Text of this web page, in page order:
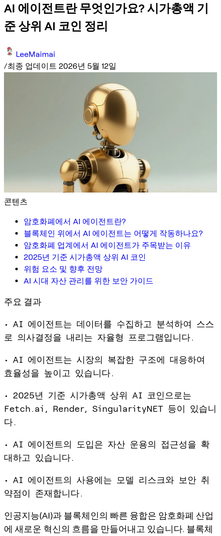
AI 에이전트란 무엇인가요? 시가총액 기
준 상위 AI 코인 정리
LeeMaimai
/최종 업데이트 2026년 5월 12일
콘텐츠
암호화폐에서 AI 에이전트란?
블록체인 위에서 AI 에이전트는 어떻게 작동하나요?
암호화폐 업계에서 AI 에이전트가 주목받는 이유
2025년 기준 시가총액 상위 AI 코인
위험 요소 및 향후 전망
AI 시대 자산 관리를 위한 보안 가이드
주요 결과
• AI 에이전트는 데이터를 수집하고 분석하여 스스
로 의사결정을 내리는 자율형 프로그램입니다.
• AI 에이전트는 시장의 복잡한 구조에 대응하여
효율성을 높이고 있습니다.
• 2025년 기준 시가총액 상위 AI 코인으로는
Fetch.ai, Render, SingularityNET 등이 있습니
다.
• AI 에이전트의 도입은 자산 운용의 접근성을 확
대하고 있습니다.
• AI 에이전트의 사용에는 모델 리스크와 보안 취
약점이 존재합니다.
인공지능(AI)과 블록체인의 빠른 융합은 암호화폐 산업
에 새로운 혁신의 흐름을 만들어내고 있습니다. 블록체